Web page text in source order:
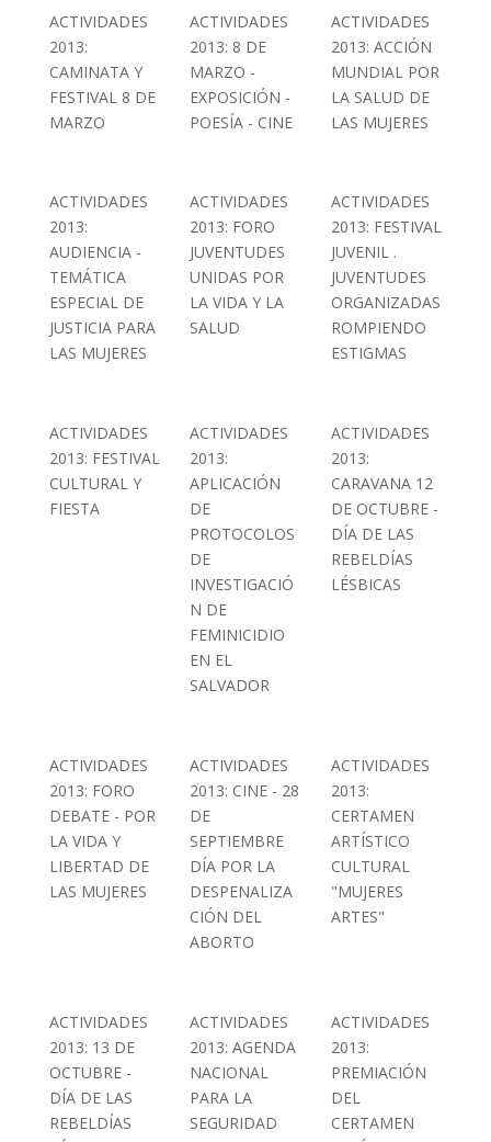
ACTIVIDADES
2013:
CAMINATA Y
FESTIVAL 8 DE
MARZO
ACTIVIDADES
2013: 8 DE
MARZO -
EXPOSICIÓN -
POESÍA - CINE
ACTIVIDADES
2013: ACCIÓN
MUNDIAL POR
LA SALUD DE
LAS MUJERES
ACTIVIDADES
2013:
AUDIENCIA -
TEMÁTICA
ESPECIAL DE
JUSTICIA PARA
LAS MUJERES
ACTIVIDADES
2013: FORO
JUVENTUDES
UNIDAS POR
LA VIDA Y LA
SALUD
ACTIVIDADES
2013: FESTIVAL
JUVENIL .
JUVENTUDES
ORGANIZADAS
ROMPIENDO
ESTIGMAS
ACTIVIDADES
2013: FESTIVAL
CULTURAL Y
FIESTA
ACTIVIDADES
2013:
APLICACIÓN
DE
PROTOCOLOS
DE
INVESTIGACIÓ
N DE
FEMINICIDIO
EN EL
SALVADOR
ACTIVIDADES
2013:
CARAVANA 12
DE OCTUBRE -
DÍA DE LAS
REBELDÍAS
LÉSBICAS
ACTIVIDADES
2013: FORO
DEBATE - POR
LA VIDA Y
LIBERTAD DE
LAS MUJERES
ACTIVIDADES
2013: CINE - 28
DE
SEPTIEMBRE
DÍA POR LA
DESPENALIZA
CIÓN DEL
ABORTO
ACTIVIDADES
2013:
CERTAMEN
ARTÍSTICO
CULTURAL
"MUJERES
ARTES"
ACTIVIDADES
2013: 13 DE
OCTUBRE -
DÍA DE LAS
REBELDÍAS
ACTIVIDADES
2013: AGENDA
NACIONAL
PARA LA
SEGURIDAD
ACTIVIDADES
2013:
PREMIACIÓN
DEL
CERTAMEN